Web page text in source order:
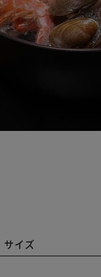
サイズ